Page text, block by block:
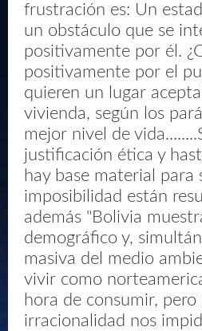
frustración es: Un
un obstáculo que se
positivamente por él.
positivamente por el
quieren un lugar
vivienda, según los
mejor nivel de
justificación ética y
hay base material para
imposibilidad están
además "Bolivia
demográfico y,
masiva del medio
vivir como
hora de consumir,
irracionalidad nos